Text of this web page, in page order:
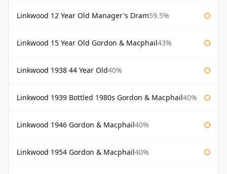
Linkwood 12 Year Old Manager's Dram59.5%
Linkwood 15 Year Old Gordon & Macphail43%
Linkwood 1938 44 Year Old40%
Linkwood 1939 Bottled 1980s Gordon & Macphail40%
Linkwood 1946 Gordon & Macphail40%
Linkwood 1954 Gordon & Macphail40%